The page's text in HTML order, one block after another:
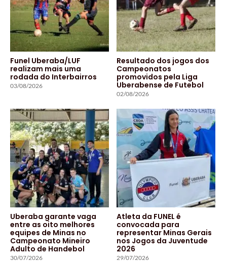
Funel Uberaba/LUF
realizam mais uma
rodada do Interbairros
03/08/2026
Resultado dos jogos dos
Campeonatos
promovidos pela Liga
Uberabense de Futebol
02/08/2026
Uberaba garante vaga
entre as oito melhores
equipes de Minas no
Campeonato Mineiro
Adulto de Handebol
30/07/2026
Atleta da FUNEL é
convocada para
representar Minas Gerais
nos Jogos da Juventude
2026
29/07/2026